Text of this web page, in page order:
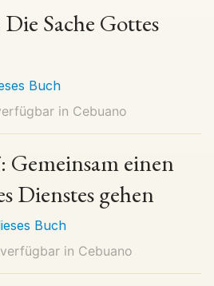
Sache Gottes
Buch
in Cebuano
Gemeinsam einen
Dienstes gehen
Buch
in Cebuano